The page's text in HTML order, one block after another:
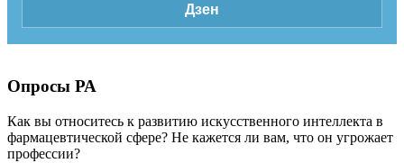
Дзен
Опросы РА
Как вы относитесь к развитию искусственного интеллекта в
фармацевтической сфере? Не кажется ли вам, что он угрожает
профессии?